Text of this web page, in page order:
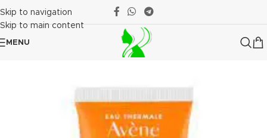
Skip to navigation
Skip to main content
MENU